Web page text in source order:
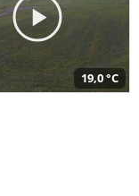
19,0 °C